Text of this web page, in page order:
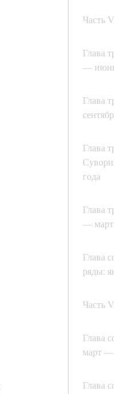
Часть
Глава
— июнь
Глава
Глава
года
Глава
— март
Глава
ряды:
Часть
Глава
март —
Глава